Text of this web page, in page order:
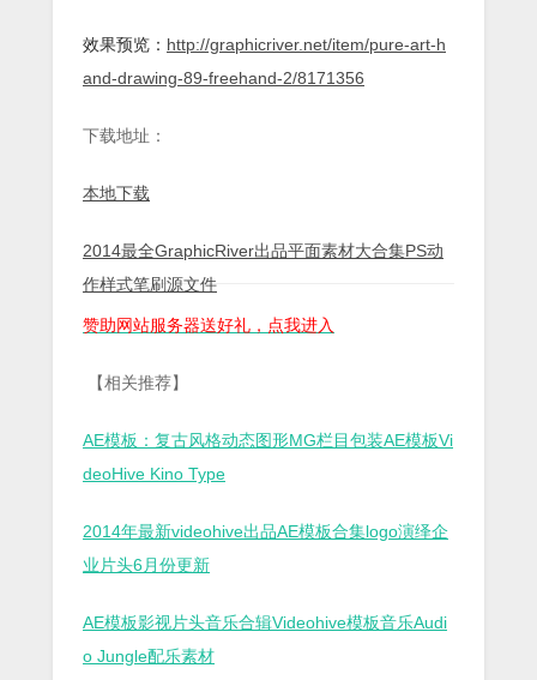
效果预览： http://graphicriver.net/item/pure-art-h
and-drawing-89-freehand-2/8171356
下载地址：
本地下载
2014最全GraphicRiver出品平面素材大合集PS动
作样式笔刷源文件
赞助网站服务器送好礼，点我进入
【相关推荐】
AE模板：复古风格动态图形MG栏目包装AE模板Vi
deoHive Kino Type
2014年最新videohive出品AE模板合集logo演绎企
业片头6月份更新
AE模板影视片头音乐合辑Videohive模板音乐Audi
o Jungle配乐素材